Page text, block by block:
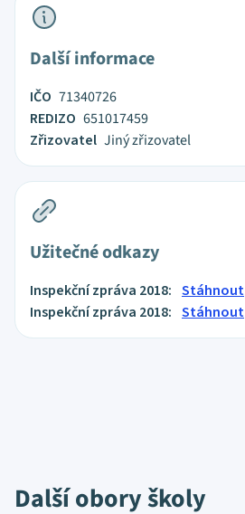
Další informace
IČO 71340726
REDIZO 651017459
Zřizovatel Jiný zřizovatel
Užitečné odkazy
Inspekční zpráva 2018: Stáhnout
Inspekční zpráva 2018: Stáhnout
Další obory školy